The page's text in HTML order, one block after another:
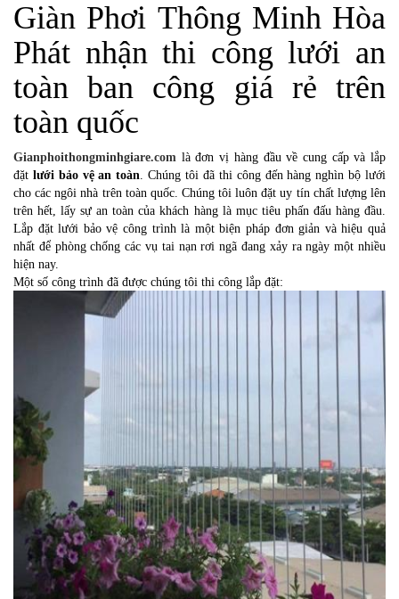
Giàn Phơi Thông Minh Hòa
Phát nhận thi công lưới an
toàn ban công giá rẻ trên
toàn quốc
Gianphoithongminhgiare.com là đơn vị hàng đầu về cung cấp và lắp
đặt lưới bảo vệ an toàn . Chúng tôi đã thi công đến hàng nghìn bộ lưới
cho các ngôi nhà trên toàn quốc. Chúng tôi luôn đặt uy tín chất lượng lên
trên hết, lấy sự an toàn của khách hàng là mục tiêu phấn đấu hàng đầu.
Lắp đặt lưới bảo vệ công trình là một biện pháp đơn giản và hiệu quả
nhất để phòng chống các vụ tai nạn rơi ngã đang xảy ra ngày một nhiều
hiện nay.
Một số công trình đã được chúng tôi thi công lắp đặt: